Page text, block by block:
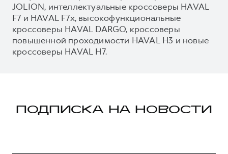
JOLION, интеллектуальные кроссоверы HAVAL
F7 и HAVAL F7x, высокофункциональные
кроссоверы HAVAL DARGO, кроссоверы
повышенной проходимости HAVAL H3 и новые
кроссоверы HAVAL H7.
ПОДПИСКА НА НОВОСТИ